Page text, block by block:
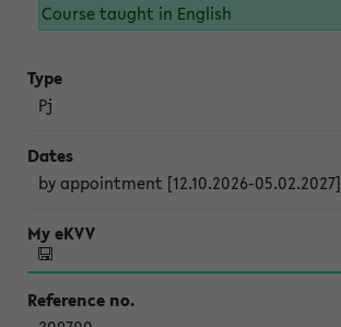
Course taught in English
Pj
by appointment [12.10.2026-05.02.2027]